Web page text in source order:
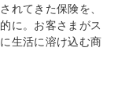
保険
れてきた保険を、
に。お客さまがス
生活に溶け込む商